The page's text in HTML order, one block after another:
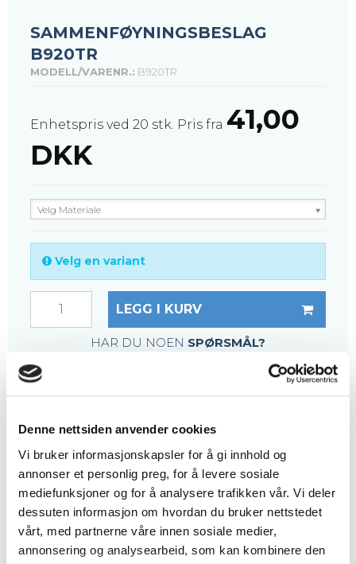
Denne nettsiden anvender cookies
Vi bruker informasjonskapsler for å gi innhold og
annonser et personlig preg, for å levere sosiale
mediefunksjoner og for å analysere trafikken vår. Vi deler
dessuten informasjon om hvordan du bruker nettstedet
vårt, med partnerne våre innen sosiale medier,
annonsering og analysearbeid, som kan kombinere den
SAMMENFØYNINGSBESLAG
B920TR
MODELL/VARENR.: B920TR
Enhetspris ved 20 stk. Pris fra 41,00
DKK
Velg Materiale
Velg en variant
LEGG I KURV
HAR DU NOEN SPØRSMÅL?
rister, også kjent som en dobbelklemme.
Sammenføyningsbeslaget brukes ofte for å
overføre vekt fra den ene risten til den andre.
Brukes til maskestørrelser på 20 x 20 mm.